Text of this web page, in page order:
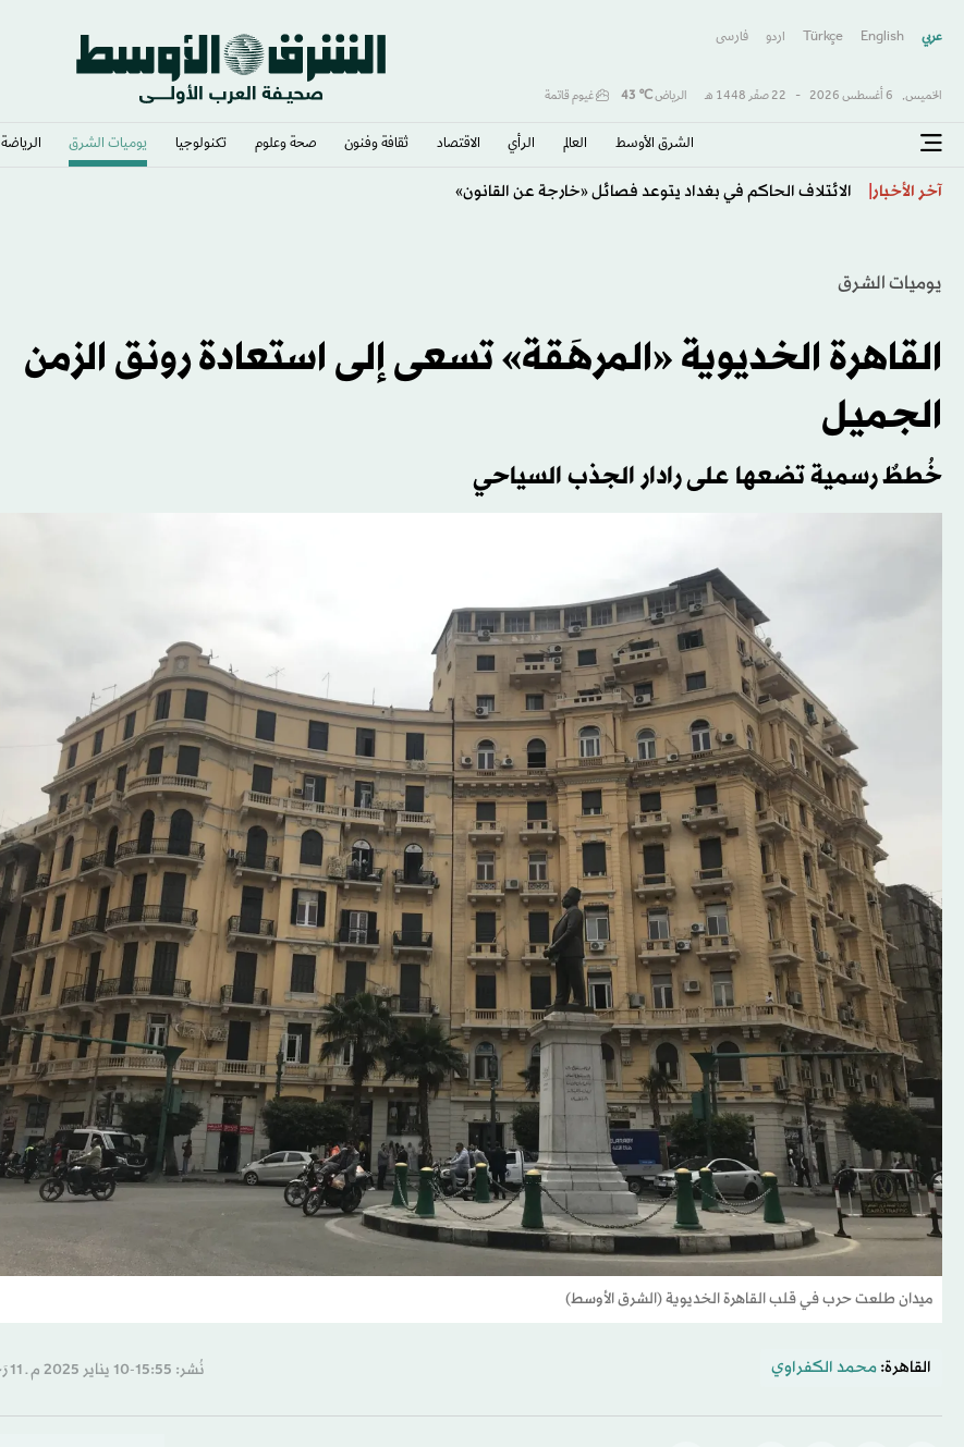
عربي English
Türkçe اردو فارسى
الخميس, 6 أغسطس 2026 - 22 صفَر 1448 هـ الرياض℃
43 غيوم قاتمة
الشرق الأوسط​ العالم الرأي الاقتصاد ثقافة وفنون صحة وعلوم تكنولوجيا يوميات الشرق​ الرياضة
آخر الأخبار الائتلاف الحاكم في بغداد يتوعد فصائل «خارجة عن القانون»
يوميات الشرق
القاهرة الخديوية «المرهَقة» تسعى إلى استعادة رونق الزمن
الجميل
خُططٌ رسمية تضعها على رادار الجذب السياحي
ميدان طلعت حرب في قلب القاهرة الخديوية (الشرق الأوسط)
القاهرة: محمد الكفراوي نُشر: 15:55-10 يناير 2025 م ـ 11 رَجب 1446 هـ